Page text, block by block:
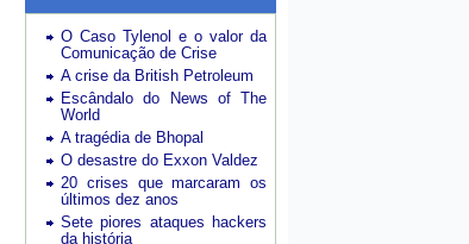
O Caso Tylenol e o valor da
Comunicação de Crise
A crise da British Petroleum
Escândalo do News of The
World
A tragédia de Bhopal
O desastre do Exxon Valdez
20 crises que marcaram os
últimos dez anos
Sete piores ataques hackers
da história